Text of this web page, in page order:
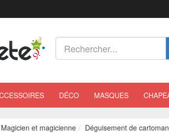
DÉCO MASQUES
Magicien et magicienne Déguisement de